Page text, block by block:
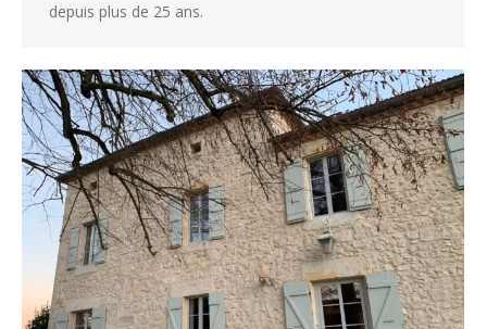
depuis plus de 25 ans.